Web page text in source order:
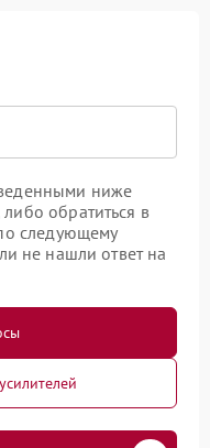
ниже
обратиться в
следующему
не нашли ответ на